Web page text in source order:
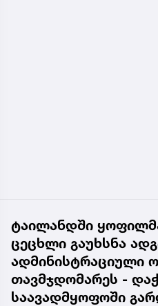
ტაილანდში
ცეცხლი გაუხსნა
ადმინისტრაციული
თავმჯდომარეს -
საავადმყოფოში